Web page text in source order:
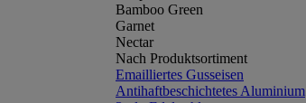
Bamboo Green
Garnet
Nectar
Nach Produktsortiment
Emailliertes Gusseisen
Antihaftbeschichtetes Aluminium